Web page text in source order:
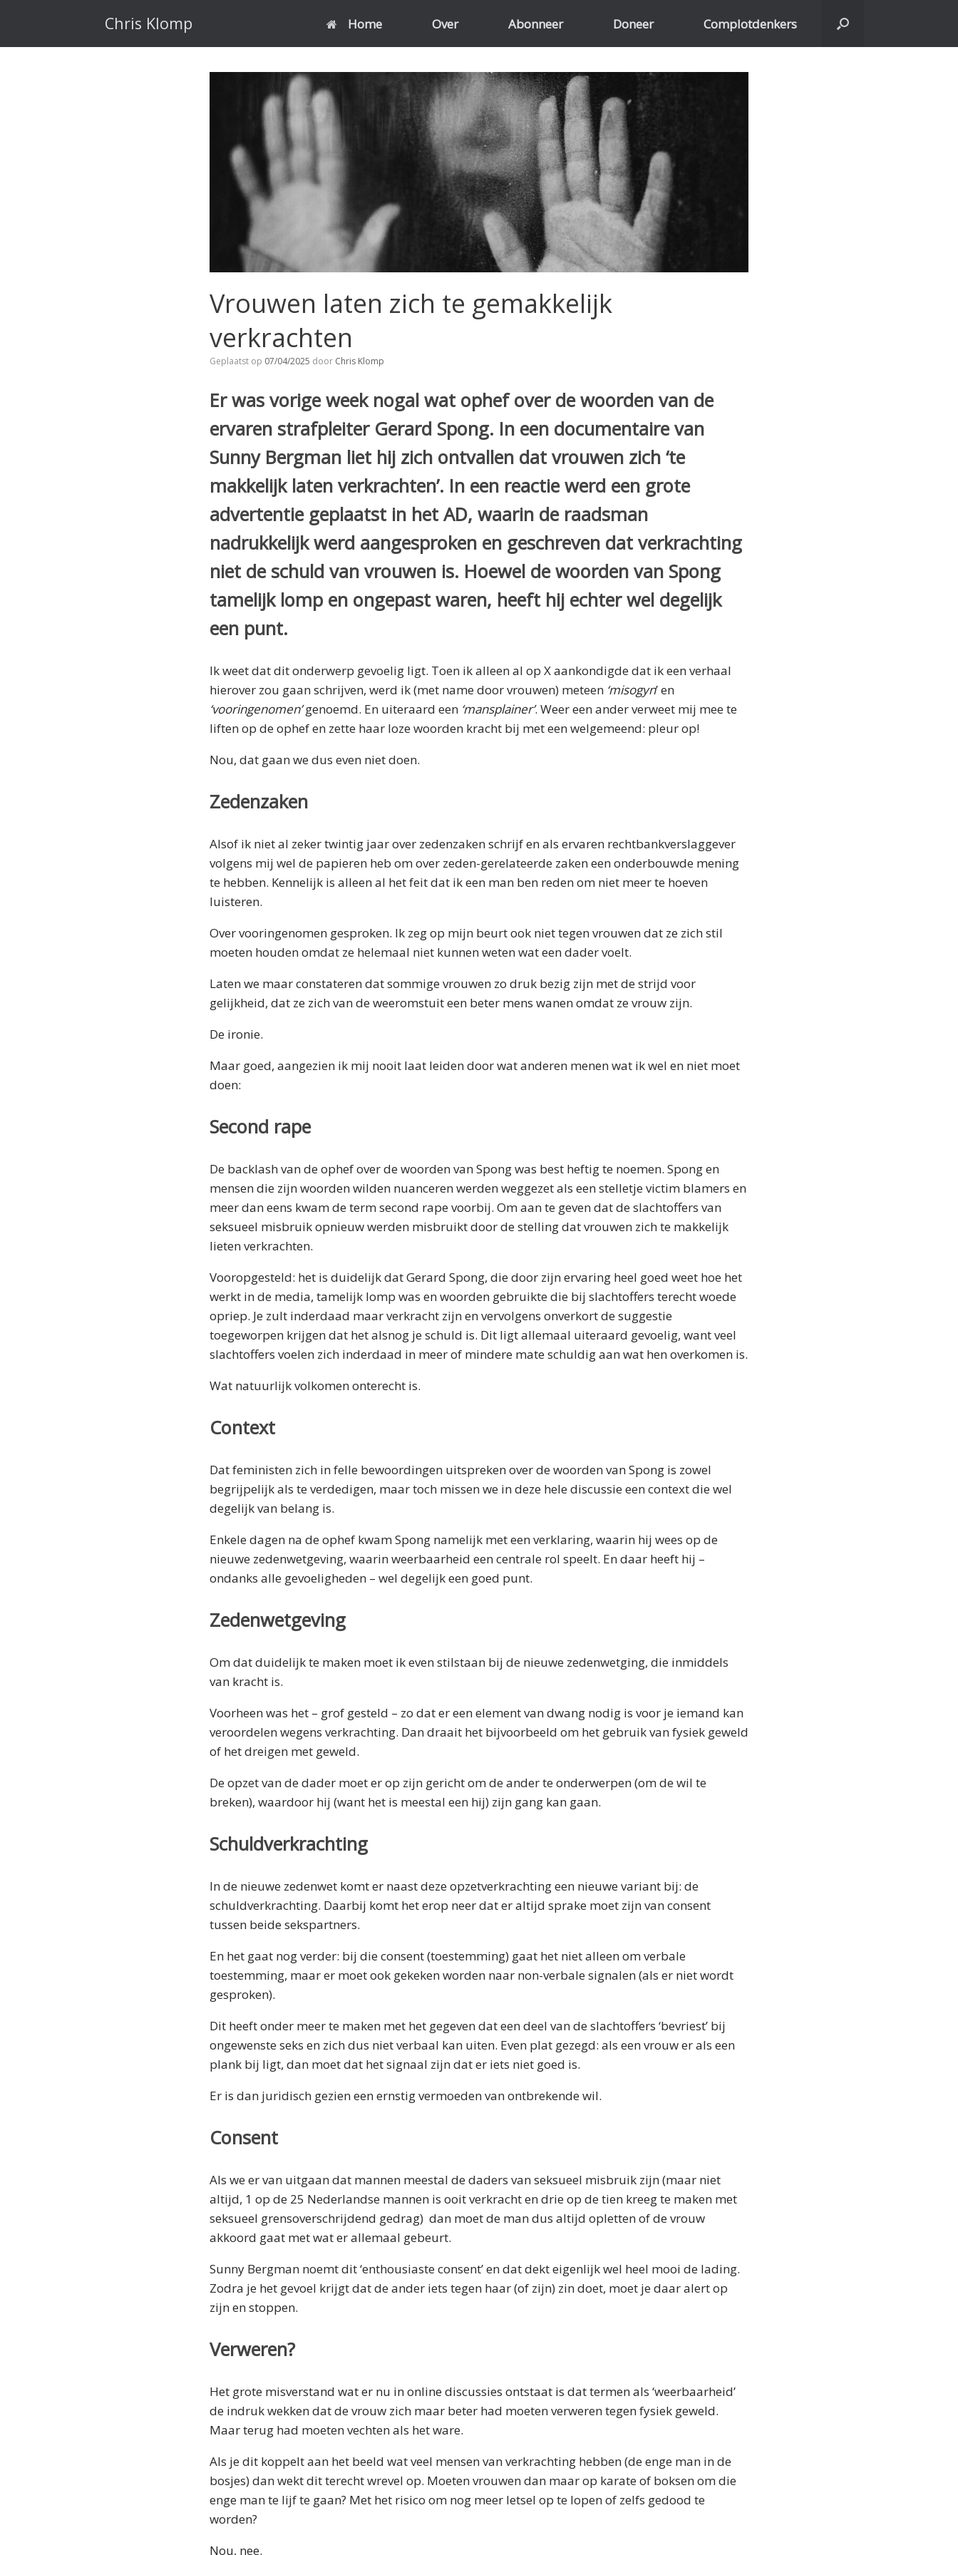
inhoud
Chris Klomp Home Over Abonneer Doneer Complotdenkers
Vrouwen laten zich te gemakkelijk
verkrachten
Geplaatst op 07/04/2025 door Chris Klomp
Er was vorige week nogal wat ophef over de woorden van de
ervaren strafpleiter Gerard Spong. In een documentaire van
Sunny Bergman liet hij zich ontvallen dat vrouwen zich ‘te
makkelijk laten verkrachten’. In een reactie werd een grote
advertentie geplaatst in het AD, waarin de raadsman
nadrukkelijk werd aangesproken en geschreven dat verkrachting
niet de schuld van vrouwen is. Hoewel de woorden van Spong
tamelijk lomp en ongepast waren, heeft hij echter wel degelijk
een punt.
Ik weet dat dit onderwerp gevoelig ligt. Toen ik alleen al op X aankondigde dat ik een verhaal
hierover zou gaan schrijven, werd ik (met name door vrouwen) meteen ‘misogyn’ en
‘vooringenomen’genoemd. En uiteraard een ‘mansplainer’. Weer een ander verweet mij mee te
liften op de ophef en zette haar loze woorden kracht bij met een welgemeend: pleur op!
Nou, dat gaan we dus even niet doen.
Zedenzaken
Alsof ik niet al zeker twintig jaar over zedenzaken schrijf en als ervaren rechtbankverslaggever
volgens mij wel de papieren heb om over zeden-gerelateerde zaken een onderbouwde mening
te hebben. Kennelijk is alleen al het feit dat ik een man ben reden om niet meer te hoeven
luisteren.
Over vooringenomen gesproken. Ik zeg op mijn beurt ook niet tegen vrouwen dat ze zich stil
moeten houden omdat ze helemaal niet kunnen weten wat een dader voelt.
Laten we maar constateren dat sommige vrouwen zo druk bezig zijn met de strijd voor
gelijkheid, dat ze zich van de weeromstuit een beter mens wanen omdat ze vrouw zijn.
De ironie.
Maar goed, aangezien ik mij nooit laat leiden door wat anderen menen wat ik wel en niet moet
doen:
Second rape
De backlash van de ophef over de woorden van Spong was best heftig te noemen. Spong en
mensen die zijn woorden wilden nuanceren werden weggezet als een stelletje victim blamers en
meer dan eens kwam de term second rape voorbij. Om aan te geven dat de slachtoffers van
seksueel misbruik opnieuw werden misbruikt door de stelling dat vrouwen zich te makkelijk
lieten verkrachten.
Vooropgesteld: het is duidelijk dat Gerard Spong, die door zijn ervaring heel goed weet hoe het
werkt in de media, tamelijk lomp was en woorden gebruikte die bij slachtoffers terecht woede
opriep. Je zult inderdaad maar verkracht zijn en vervolgens onverkort de suggestie
toegeworpen krijgen dat het alsnog je schuld is. Dit ligt allemaal uiteraard gevoelig, want veel
slachtoffers voelen zich inderdaad in meer of mindere mate schuldig aan wat hen overkomen is.
Wat natuurlijk volkomen onterecht is.
Context
Dat feministen zich in felle bewoordingen uitspreken over de woorden van Spong is zowel
begrijpelijk als te verdedigen, maar toch missen we in deze hele discussie een context die wel
degelijk van belang is.
Enkele dagen na de ophef kwam Spong namelijk met een verklaring, waarin hij wees op de
nieuwe zedenwetgeving, waarin weerbaarheid een centrale rol speelt. En daar heeft hij –
ondanks alle gevoeligheden – wel degelijk een goed punt.
Zedenwetgeving
Om dat duidelijk te maken moet ik even stilstaan bij de nieuwe zedenwetging, die inmiddels
van kracht is.
Voorheen was het – grof gesteld – zo dat er een element van dwang nodig is voor je iemand kan
veroordelen wegens verkrachting. Dan draait het bijvoorbeeld om het gebruik van fysiek geweld
of het dreigen met geweld.
De opzet van de dader moet er op zijn gericht om de ander te onderwerpen (om de wil te
breken), waardoor hij (want het is meestal een hij) zijn gang kan gaan.
Schuldverkrachting
In de nieuwe zedenwet komt er naast deze opzetverkrachting een nieuwe variant bij: de
schuldverkrachting. Daarbij komt het erop neer dat er altijd sprake moet zijn van consent
tussen beide sekspartners.
En het gaat nog verder: bij die consent (toestemming) gaat het niet alleen om verbale
toestemming, maar er moet ook gekeken worden naar non-verbale signalen (als er niet wordt
gesproken).
Dit heeft onder meer te maken met het gegeven dat een deel van de slachtoffers ‘bevriest’ bij
ongewenste seks en zich dus niet verbaal kan uiten. Even plat gezegd: als een vrouw er als een
plank bij ligt, dan moet dat het signaal zijn dat er iets niet goed is.
Er is dan juridisch gezien een ernstig vermoeden van ontbrekende wil.
Consent
Als we er van uitgaan dat mannen meestal de daders van seksueel misbruik zijn (maar niet
altijd, 1 op de 25 Nederlandse mannen is ooit verkracht en drie op de tien kreeg te maken met
seksueel grensoverschrijdend gedrag) dan moet de man dus altijd opletten of de vrouw
akkoord gaat met wat er allemaal gebeurt.
Sunny Bergman noemt dit ‘enthousiaste consent’ en dat dekt eigenlijk wel heel mooi de lading.
Zodra je het gevoel krijgt dat de ander iets tegen haar (of zijn) zin doet, moet je daar alert op
zijn en stoppen.
Verweren?
Het grote misverstand wat er nu in online discussies ontstaat is dat termen als ‘weerbaarheid’
de indruk wekken dat de vrouw zich maar beter had moeten verweren tegen fysiek geweld.
Maar terug had moeten vechten als het ware.
Als je dit koppelt aan het beeld wat veel mensen van verkrachting hebben (de enge man in de
bosjes) dan wekt dit terecht wrevel op. Moeten vrouwen dan maar op karate of boksen om die
enge man te lijf te gaan? Met het risico om nog meer letsel op te lopen of zelfs gedood te
worden?
Nou, nee.